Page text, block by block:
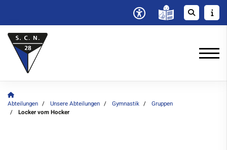
Abteilungen Unsere Abteilungen Gymnastik
Gruppen
Locker vom Hocker